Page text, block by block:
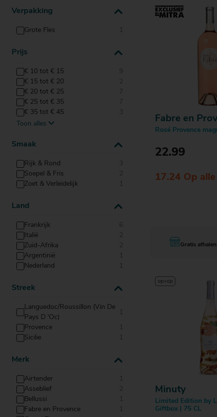
Verpakking
Grote Fles 1
Prijs
€ 10 tot € 15
9
€ 15 tot € 20
2
€ 20 tot € 25
7
€ 25 tot € 35
7
€ 35 tot € 45
3
€ 45 tot € 55
vanaf € 55
2
Toon alles
Smaak
Rijk & Rond
3
Soepel & Fris
2
Zoet & Verleidelijk
1
Land
Frankrijk
6
Italië
2
Zuid-Afrika
2
Argentinië
1
Nederland
1
Streek
Languedoc/Roussillon (Vin De
Pays D 'Oc)
1
Provence
1
Sicilie
1
Merk
Airtender
1
Asseblief
2
Bellussi
1
Fabre en Provence
1
Fabre en
Rosé Provence
22.99
17.24 Op
Gratis afhalen
Minuty
Limited Edition by
Giftbox | 75 CL